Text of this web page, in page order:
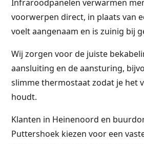
Infraroodpanelen verwarmen
voorwerpen direct, in plaats van
voelt aangenaam en is zuinig bij
Wij zorgen voor de juiste
aansluiting en de aansturing,
slimme thermostaat zodat je het
houdt.
Klanten in Heinenoord en
Puttershoek kiezen voor een